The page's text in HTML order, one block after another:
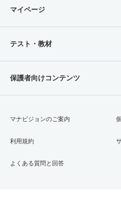
マイページ
テスト・教材
保護者向けコンテンツ
マナビジョンのご案内
利用規約
よくある質問と回答